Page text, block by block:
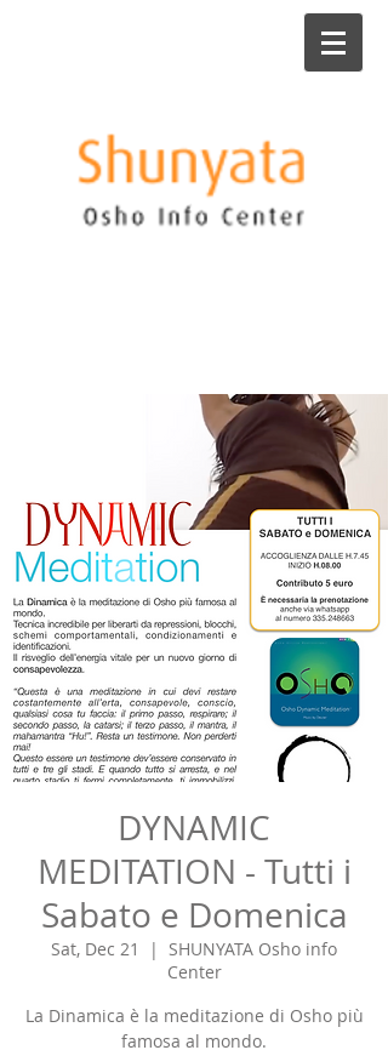
DYNAMIC
MEDITATION - Tutti i
Sabato e Domenica
Sat, Dec 21
  |
SHUNYATA Osho info
Center
La Dinamica è la meditazione di Osho più
famosa al mondo.